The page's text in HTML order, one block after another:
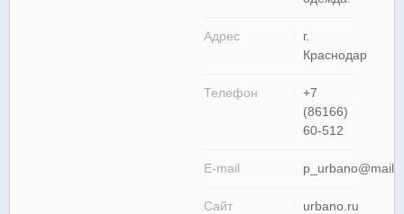
Адрес
г.
Краснодар
Телефон
+7
(86166)
60-512
E-mail
Сайт urbano.ru